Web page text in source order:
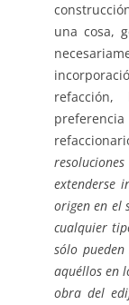
una cosa,
extenderse
origen en el
cualquier
sólo
aquéllos en
obra del